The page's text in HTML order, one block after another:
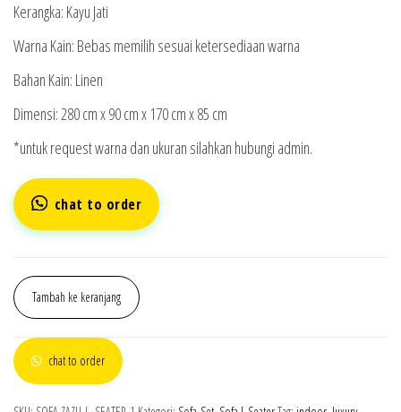
Kerangka: Kayu Jati
Warna Kain: Bebas memilih sesuai ketersediaan warna
Bahan Kain: Linen
Dimensi: 280 cm x 90 cm x 170 cm x 85 cm
*untuk request warna dan ukuran silahkan hubungi admin.
chat to order
Tambah ke keranjang
chat to order